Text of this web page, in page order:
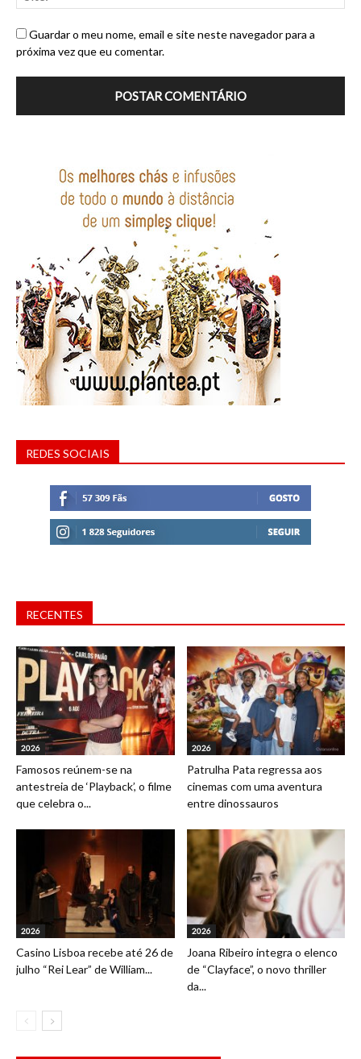
Guardar o meu nome, email e site neste navegador para a
próxima vez que eu comentar.
REDES SOCIAIS
RECENTES
2026
Famosos reúnem-se na
antestreia de ‘Playback’, o filme
que celebra o...
2026
Patrulha Pata regressa aos
cinemas com uma aventura
entre dinossauros
2026
Casino Lisboa recebe até 26 de
julho “Rei Lear” de William...
2026
Joana Ribeiro integra o elenco
de “Clayface”, o novo thriller
da...